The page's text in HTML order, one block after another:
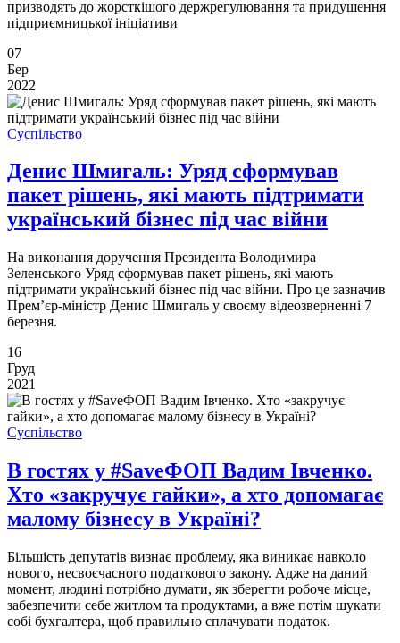
призводять до жорсткішого держрегулювання та придушення
підприємницької ініціативи
07
Бер
2022
Суспільство
Денис Шмигаль: Уряд сформував
пакет рішень, які мають підтримати
український бізнес під час війни
На виконання доручення Президента Володимира
Зеленського Уряд сформував пакет рішень, які мають
підтримати український бізнес під час війни. Про це зазначив
Прем’єр-міністр Денис Шмигаль у своєму відеозверненні 7
березня.
16
Груд
2021
Суспільство
В гостях у #SaveФОП Вадим Івченко.
Хто «закручує гайки», а хто допомагає
малому бізнесу в Україні?
Більшість депутатів визнає проблему, яка виникає навколо
нового, несвоєчасного податкового закону. Адже на даний
момент, людині потрібно думати, як зберегти робоче місце,
забезпечити себе житлом та продуктами, а вже потім шукати
собі бухгалтера, щоб правильно сплачувати податок.